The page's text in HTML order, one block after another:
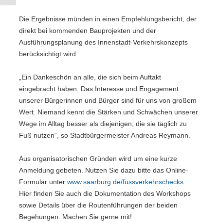
Die Ergebnisse münden in einen Empfehlungsbericht, der
direkt bei kommenden Bauprojekten und der
Ausführungsplanung des Innenstadt-Verkehrskonzepts
berücksichtigt wird.
„Ein Dankeschön an alle, die sich beim Auftakt
eingebracht haben. Das Interesse und Engagement
unserer Bürgerinnen und Bürger sind für uns von großem
Wert. Niemand kennt die Stärken und Schwächen unserer
Wege im Alltag besser als diejenigen, die sie täglich zu
Fuß nutzen“, so Stadtbürgermeister Andreas Reymann.
Aus organisatorischen Gründen wird um eine kurze
Anmeldung gebeten. Nutzen Sie dazu bitte das Online-
Formular unter www.saarburg.de/fussverkehrschecks
Hier finden Sie auch die Dokumentation des Workshops
sowie Details über die Routenführungen der beiden
Begehungen. Machen Sie gerne mit!